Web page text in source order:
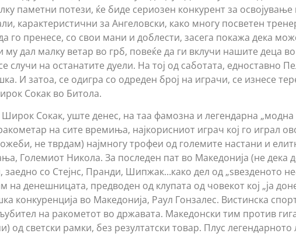
паметни потези, ќе биде сериозен конкурент за
карактеристични за Ангеловски, како многу посветен
го пренесе, со свои мани и доблести, засега покажа дека
му дал малку ветар во грб, повеќе да ги вклучи нашите деца
случи на останатите дуели. На тој од саботата, едноставно
И затоа, се одигра со одреден број на играчи, се изнесе
Сокак во Битола.
Широк Сокак, уште денес, на таа фамозна и легендарна „модна
на сите времиња, најкорисниот играч кој го играл
не тврдам) најмногу трофеи од големите настани и
Големиот Никола. За последен пат во Македонија (не дека
заедно со Стејнс, Пранди, Шипжак…како дел од „ѕвезденото
на денешницата, предводен од клупата од човекот кој „ја
конкуренција во Македонија, Раул Гонзалес. Вистинска
на ракометот во државата. Македонски тим против
од светски рамки, без резултатски товар. Плус легендарното